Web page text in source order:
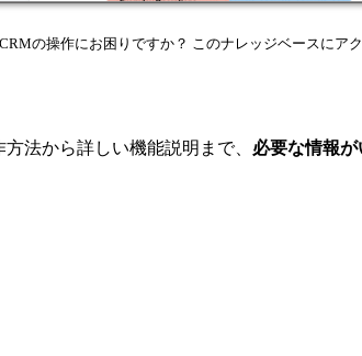
の操作にお困りですか？ このナレッジベースにア
法から詳しい機能説明まで、 必要な情報